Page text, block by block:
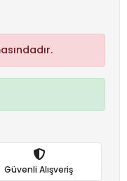
Güvenli Alışveriş